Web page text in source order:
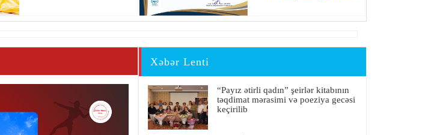
Xəbər Lenti
“Payız ətirli qadın” şeirlər kitabının
təqdimat mərasimi və poeziya gecəsi
keçirilib